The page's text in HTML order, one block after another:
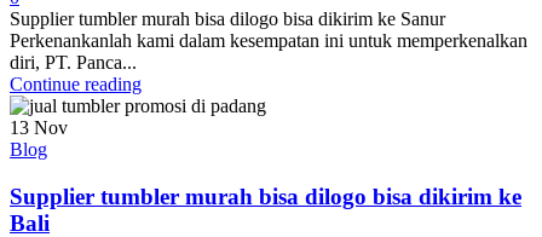
Supplier tumbler murah bisa dilogo bisa dikirim ke Sanur
Perkenankanlah kami dalam kesempatan ini untuk memperkenalkan
diri, PT. Panca...
Continue reading
13 Nov
Blog
Supplier tumbler murah bisa dilogo bisa dikirim ke
Bali